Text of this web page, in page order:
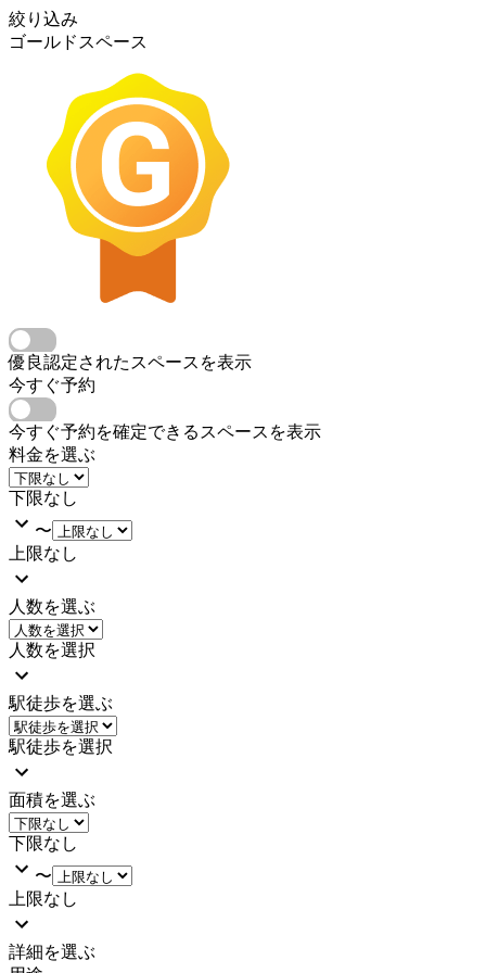
絞り込み
ゴールドスペース
優良認定されたスペースを表示
今すぐ予約
今すぐ予約を確定できるスペースを表示
料金を選ぶ
下限なし
〜
上限なし
人数を選ぶ
人数を選択
駅徒歩を選ぶ
駅徒歩を選択
面積を選ぶ
下限なし
〜
上限なし
詳細を選ぶ